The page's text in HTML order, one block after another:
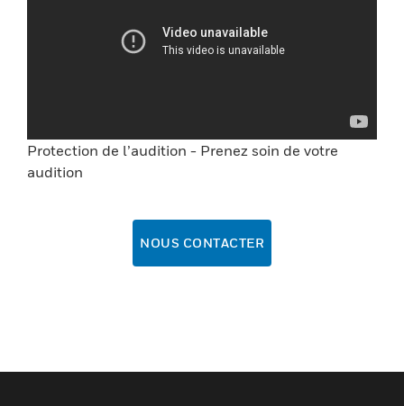
Protection de l’audition - Prenez soin de votre
audition
NOUS CONTACTER